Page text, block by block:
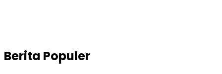
Berita Populer